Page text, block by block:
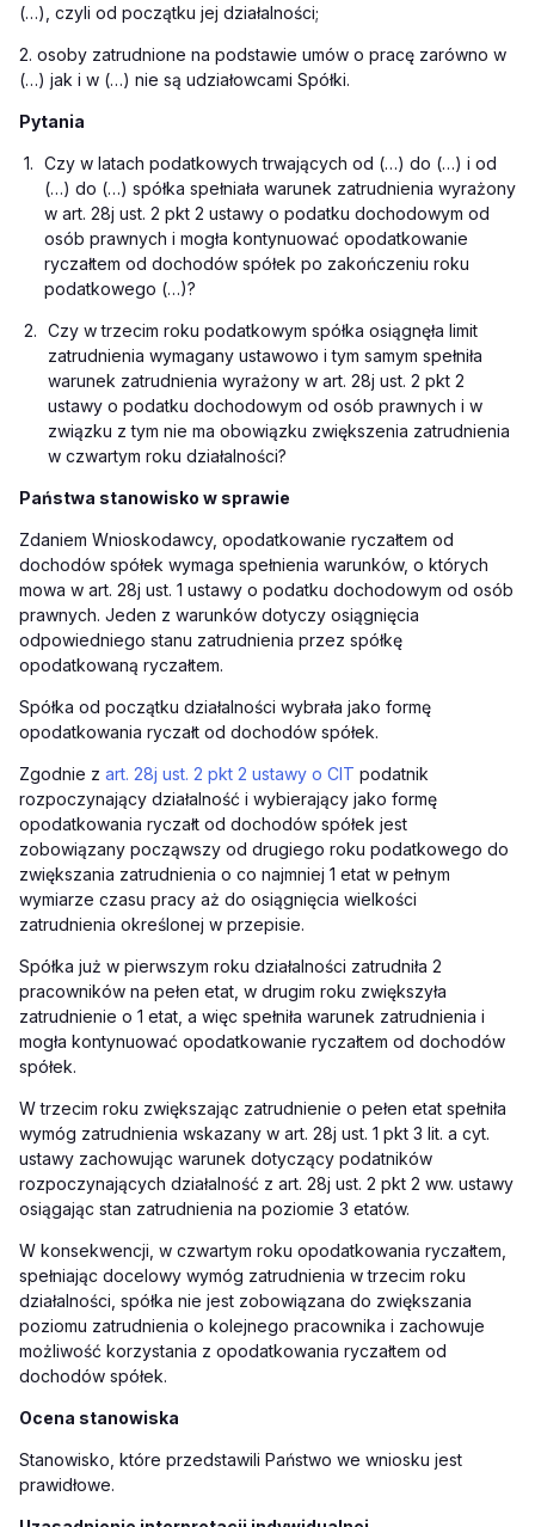
(…), czyli od początku jej działalności;
2. osoby zatrudnione na podstawie umów o pracę zarówno w
(…) jak i w (…) nie są udziałowcami Spółki.
Pytania
1. Czy w latach podatkowych trwających od (…) do (…) i od
(…) do (…) spółka spełniała warunek zatrudnienia wyrażony
w art. 28j ust. 2 pkt 2 ustawy o podatku dochodowym od
osób prawnych i mogła kontynuować opodatkowanie
ryczałtem od dochodów spółek po zakończeniu roku
podatkowego (…)?
2. Czy w trzecim roku podatkowym spółka osiągnęła limit
zatrudnienia wymagany ustawowo i tym samym spełniła
warunek zatrudnienia wyrażony w art. 28j ust. 2 pkt 2
ustawy o podatku dochodowym od osób prawnych i w
związku z tym nie ma obowiązku zwiększenia zatrudnienia
w czwartym roku działalności?
Państwa stanowisko w sprawie
Zdaniem Wnioskodawcy, opodatkowanie ryczałtem od
dochodów spółek wymaga spełnienia warunków, o których
mowa w art. 28j ust. 1 ustawy o podatku dochodowym od osób
prawnych. Jeden z warunków dotyczy osiągnięcia
odpowiedniego stanu zatrudnienia przez spółkę
opodatkowaną ryczałtem.
Spółka od początku działalności wybrała jako formę
opodatkowania ryczałt od dochodów spółek.
Zgodnie z art. 28j ust. 2 pkt 2 ustawy o CIT podatnik
rozpoczynający działalność i wybierający jako formę
opodatkowania ryczałt od dochodów spółek jest
zobowiązany począwszy od drugiego roku podatkowego do
zwiększania zatrudnienia o co najmniej 1 etat w pełnym
wymiarze czasu pracy aż do osiągnięcia wielkości
zatrudnienia określonej w przepisie.
Spółka już w pierwszym roku działalności zatrudniła 2
pracowników na pełen etat, w drugim roku zwiększyła
zatrudnienie o 1 etat, a więc spełniła warunek zatrudnienia i
mogła kontynuować opodatkowanie ryczałtem od dochodów
spółek.
W trzecim roku zwiększając zatrudnienie o pełen etat spełniła
wymóg zatrudnienia wskazany w art. 28j ust. 1 pkt 3 lit. a cyt.
ustawy zachowując warunek dotyczący podatników
rozpoczynających działalność z art. 28j ust. 2 pkt 2 ww. ustawy
osiągając stan zatrudnienia na poziomie 3 etatów.
W konsekwencji, w czwartym roku opodatkowania ryczałtem,
spełniając docelowy wymóg zatrudnienia w trzecim roku
działalności, spółka nie jest zobowiązana do zwiększania
poziomu zatrudnienia o kolejnego pracownika i zachowuje
możliwość korzystania z opodatkowania ryczałtem od
dochodów spółek.
Ocena stanowiska
Stanowisko, które przedstawili Państwo we wniosku jest
prawidłowe.